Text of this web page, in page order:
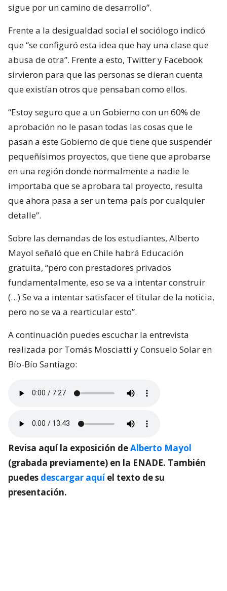
sigue por un camino de desarrollo”.
Frente a la desigualdad social el sociólogo indicó
que “se configuró esta idea que hay una clase que
abusa de otra”. Frente a esto, Twitter y Facebook
sirvieron para que las personas se dieran cuenta
que existían otros que pensaban como ellos.
“Estoy seguro que a un Gobierno con un 60% de
aprobación no le pasan todas las cosas que le
pasan a este Gobierno de que tiene que suspender
pequeñísimos proyectos, que tiene que aprobarse
en una región donde normalmente a nadie le
importaba que se aprobara tal proyecto, resulta
que ahora pasa a ser un tema país por cualquier
detalle”.
Sobre las demandas de los estudiantes, Alberto
Mayol señaló que en Chile habrá Educación
gratuita, “pero con prestadores privados
fundamentalmente, eso se va a intentar construir
(…) Se va a intentar satisfacer el titular de la noticia,
pero no se va a rearticular esto”.
A continuación puedes escuchar la entrevista
realizada por Tomás Mosciatti y Consuelo Solar en
Bío-Bío Santiago:
Revisa aquí la exposición deAlberto Mayol
(grabada previamente) en la ENADE. También
puedes descargar aquíel texto de su
presentación.